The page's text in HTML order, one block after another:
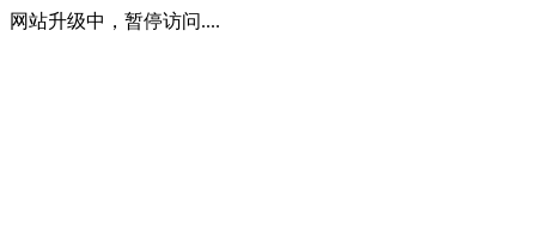
网站升级中，暂停访问....